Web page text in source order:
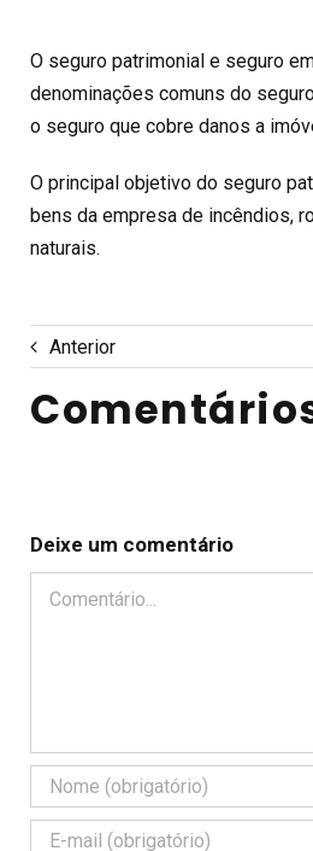
O seguro patrimonial e seguro
denominações comuns do
o seguro que cobre danos a
O principal objetivo do seguro
bens da empresa de incêndios,
naturais.
Anterior
Deixe um comentário
Comentário